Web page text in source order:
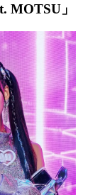
MOTSU」